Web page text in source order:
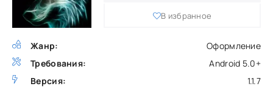
Жанр:
Оформление
Требования:
Android 5.0+
Версия:
1.1.7
В избранное